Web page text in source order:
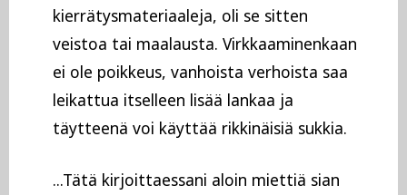
kierrätysmateriaaleja, oli se sitten
veistoa tai maalausta. Virkkaaminenkaan
ei ole poikkeus, vanhoista verhoista saa
leikattua itselleen lisää lankaa ja
täytteenä voi käyttää rikkinäisiä sukkia.
...Tätä kirjoittaessani aloin miettiä sian